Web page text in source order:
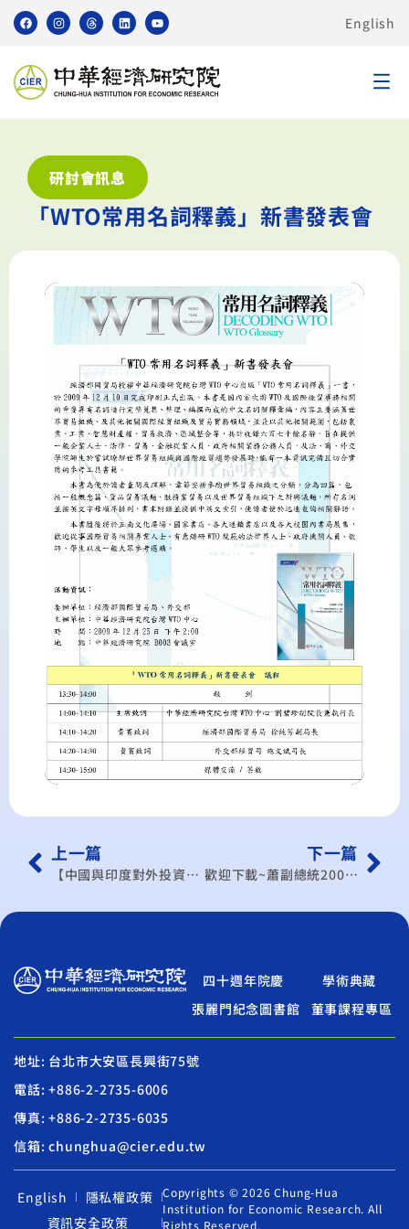
English
研討會訊息
「WTO常用名詞釋義」新書發表會
上一篇
【中國與印度對外投資之比較】專題演講
下一篇
歡迎下載~蕭副總統2009年歲末專題演講
四十週年院慶
學術典藏
張麗門紀念圖書館
董事課程專區
地址: 台北市大安區長興街75號
電話: +886-2-2735-6006
傳真: +886-2-2735-6035
信箱: chunghua@cier.edu.tw
English
隱私權政策
資訊安全政策
Copyrights © 2026 Chung-Hua
Institution for Economic Research. All
Rights Reserved.